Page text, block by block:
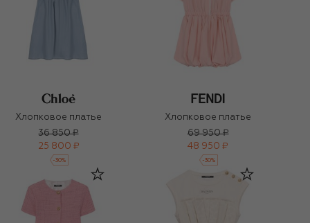
Хлопковое платье
36 850 ₽
25 800 ₽
-30%
Хлопковое платье
69 950 ₽
48 950 ₽
-30%